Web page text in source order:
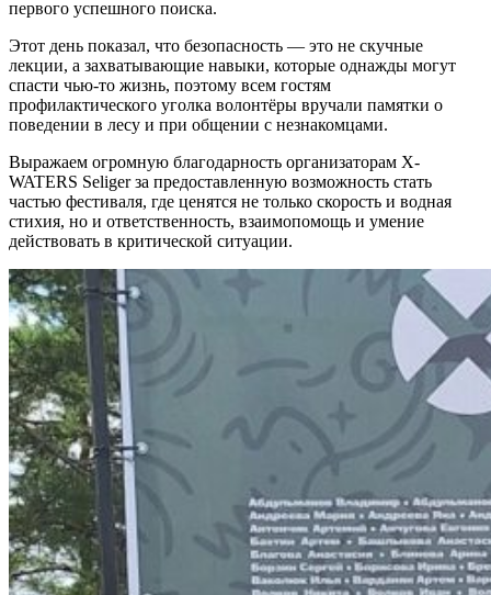
первого успешного поиска.
Этот день показал, что безопасность — это не скучные
лекции, а захватывающие навыки, которые однажды могут
спасти чью-то жизнь, поэтому всем гостям
профилактического уголка волонтёры вручали памятки о
поведении в лесу и при общении с незнакомцами.
Выражаем огромную благодарность организаторам X-
WATERS Seliger за предоставленную возможность стать
частью фестиваля, где ценятся не только скорость и водная
стихия, но и ответственность, взаимопомощь и умение
действовать в критической ситуации.